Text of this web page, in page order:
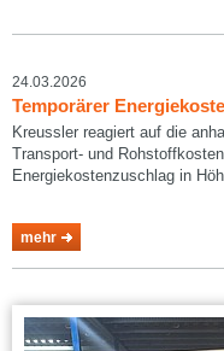
24.03.2026
Temporärer
Kreussler reagiert auf die
Transport- und
Energiekostenzuschlag in
mehr